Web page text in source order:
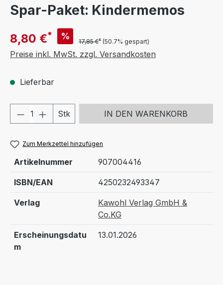
Spar-Paket: Kindermemos
8,80 €* %
17,85 €* (50.7% gespart)
Preise inkl. MwSt. zzgl. Versandkosten
Lieferbar
Produkt Anzahl: Gib den
Stk IN DEN WARENKORB
Zum Merkzettel hinzufügen
Artikelnummer 907004416
ISBN/EAN 4250232493347
Verlag
Kawohl Verlag GmbH &
Co.KG
Erscheinungsdatu
m
13.01.2026